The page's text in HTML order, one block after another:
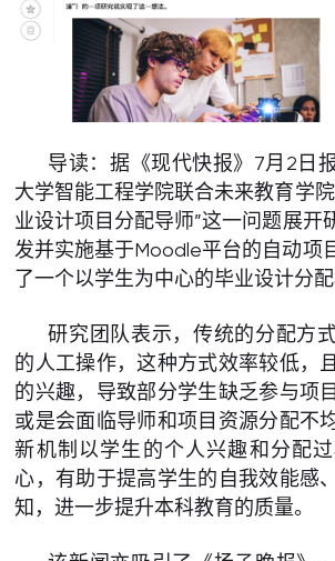
导读：据《现代快报》7月2日
大学智能工程学院联合未来教育学
业设计项目分配导师”这一问题展开
发并实施基于Moodle平台的自动项
了一个以学生为中心的毕业设计分配
研究团队表示，传统的分配方
的人工操作，这种方式效率较低，
的兴趣，导致部分学生缺乏参与项
或是会面临导师和项目资源分配不
新机制以学生的个人兴趣和分配
心，有助于提高学生的自我效能感
知，进一步提升本科教育的质量。